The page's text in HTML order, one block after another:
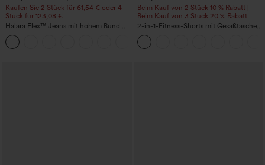
Kaufen Sie 2 Stück für 61,54 € oder 4
Stück für 123,08 €.
Halara Flex™ Jeans mit hohem Bund
und Taschen, gewaschener, lässiger
Bootcut
Beim Kauf von 2 Stück 10 % Rabatt |
Beim Kauf von 3 Stück 20 % Rabatt
2-in-1-Fitness-Shorts mit Gesäßtasche
und seitlicher versteckter Tasche 6,3 cm